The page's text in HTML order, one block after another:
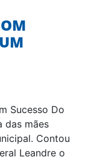
Sucesso Do
das mães
Contou
Leandre o